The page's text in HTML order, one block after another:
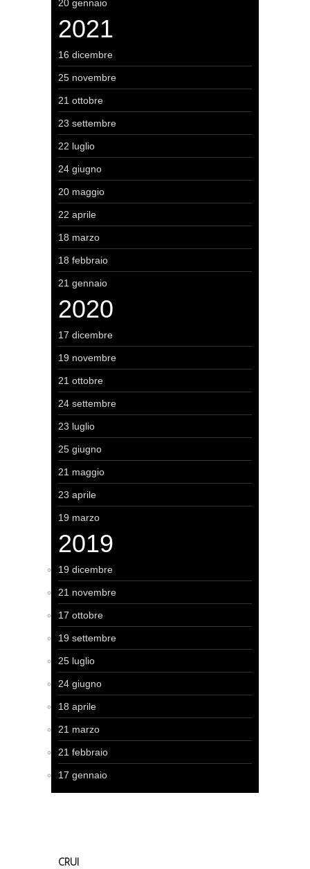
20 gennaio
2021
16 dicembre
25 novembre
21 ottobre
23 settembre
22 luglio
24 giugno
20 maggio
22 aprile
18 marzo
18 febbraio
21 gennaio
2020
17 dicembre
19 novembre
21 ottobre
24 settembre
23 luglio
25 giugno
21 maggio
23 aprile
19 marzo
2019
19 dicembre
21 novembre
17 ottobre
19 settembre
25 luglio
24 giugno
18 aprile
21 marzo
21 febbraio
17 gennaio
CRUI